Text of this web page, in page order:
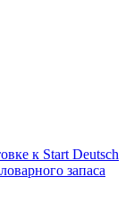
к Start Deutsch
запаса